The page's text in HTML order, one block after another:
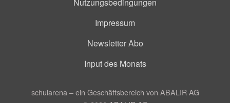
Impressum
Newsletter Abo
Input des Monats
schularena – ein Geschäftsbereich von ABALIR AG